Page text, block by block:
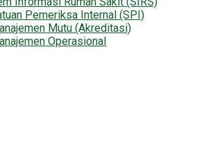
Pemeriksa Internal (SPI)
Mutu (Akreditasi)
Operasional